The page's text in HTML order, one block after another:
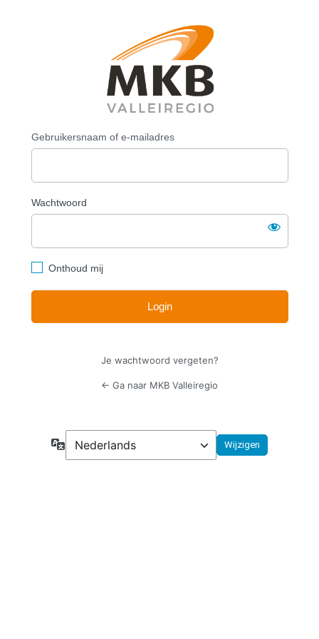
Gebruikersnaam of e-mailadres
Wachtwoord
Onthoud mij
Je wachtwoord vergeten?
← Ga naar MKB Valleiregio
Taal